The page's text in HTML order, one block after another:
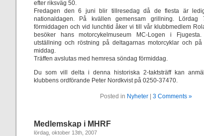
efter riksväg 50.
Fredagen den 6 juni blir tillresedag då de flesta är
nationaldagen. På kvällen gemensam grillning.
förmiddagen och vid lunchtid åker vi till vår klubbmedlem
besöker hans motorcykelmuseum MC-Logen i
utställning och röstning på deltagarnas motorcyklar och
middag.
Träffen avslutas med hemresa söndag förmiddag.
Du som vill delta i denna historiska 2-taktsträff kan
klubbens ordförande Peter Nordkvist på 0250-37470.
Posted in Nyheter| 3 Comments »
Medlemskap i MHRF
lördag, oktober 13th, 2007